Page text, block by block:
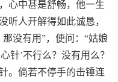
心中甚是舒畅，他一生
听人开解得如此诚恳，
没有用”，便问：“姑娘
针’不行么？没有用么？
。倘若不停手的击锤连